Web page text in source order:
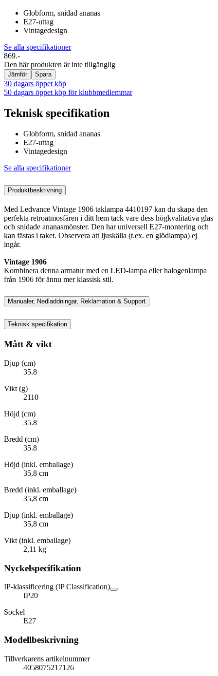
Globform, snidad ananas
E27-uttag
Vintagedesign
Se alla specifikationer
869.-
Den här produkten är inte tillgänglig
Jämför Spara
30 dagars öppet köp
50 dagars öppet köp för klubbmedlemmar
Teknisk specifikation
Globform, snidad ananas
E27-uttag
Vintagedesign
Se alla specifikationer
Produktbeskrivning
Med Ledvance Vintage 1906 taklampa 4410197 kan du skapa den
perfekta retroatmosfären i ditt hem tack vare dess högkvalitativa glas
och snidade ananasmönster. Den har universell E27-montering och
kan fästas i taket. Observera att ljuskälla (t.ex. en glödlampa) ej
ingår.
Vintage 1906
Kombinera denna armatur med en LED-lampa eller halogenlampa
från 1906 för ännu mer klassisk stil.
Manualer, Nedladdningar, Reklamation & Support
Teknisk specifikation
Mått & vikt
Djup (cm)
35.8
Vikt (g)
2110
Höjd (cm)
35.8
Bredd (cm)
35.8
Höjd (inkl. emballage)
35,8 cm
Bredd (inkl. emballage)
35,8 cm
Djup (inkl. emballage)
35,8 cm
Vikt (inkl. emballage)
2,11 kg
Nyckelspecifikation
IP-klassificering (IP Classification)
IP20
Sockel
E27
Modellbeskrivning
Tillverkarens artikelnummer
4058075217126